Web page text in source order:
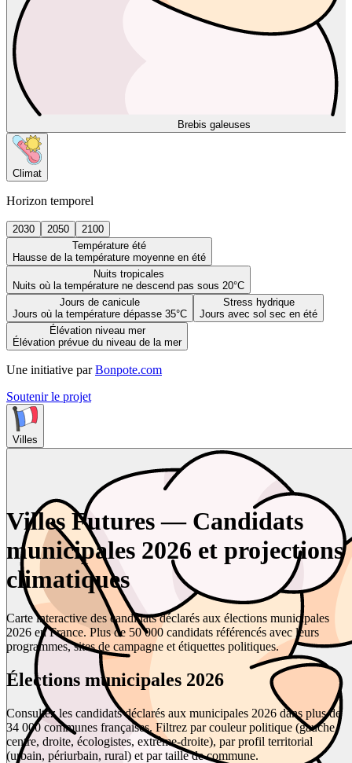
Brebis galeuses
Climat
Horizon temporel
2030 2050
2100
Température été
Hausse de la température moyenne en été
Nuits tropicales
Nuits où la température ne descend pas sous 20°C
Jours de canicule
Jours où la température dépasse 35°C
Stress hydrique
Jours avec sol sec en été
Élévation niveau mer
Élévation prévue du niveau de la mer
Une initiative par Bonpote.com
Soutenir le projet
Villes
Villes Futures — Candidats
municipales 2026 et projections
climatiques
Carte interactive des candidats déclarés aux élections municipales
2026 en France. Plus de 50 000 candidats référencés avec leurs
programmes, sites de campagne et étiquettes politiques.
Élections municipales 2026
Consultez les candidats déclarés aux municipales 2026 dans plus de
34 000 communes françaises. Filtrez par couleur politique (gauche,
centre, droite, écologistes, extrême-droite), par profil territorial
(urbain, périurbain, rural) et par taille de commune.